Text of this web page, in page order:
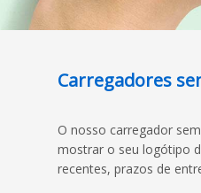
Carregadores
O nosso carregador
mostrar o seu logótipo
recentes, prazos de